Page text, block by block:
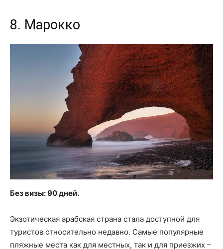
8. Марокко
Без визы: 90 дней.
Экзотическая арабская страна стала доступной для
туристов относительно недавно. Самые популярные
пляжные места как для местных, так и для приезжих –